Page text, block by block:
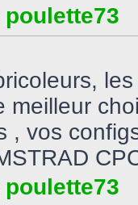
poulette73
meilleur
, vos
poulette73